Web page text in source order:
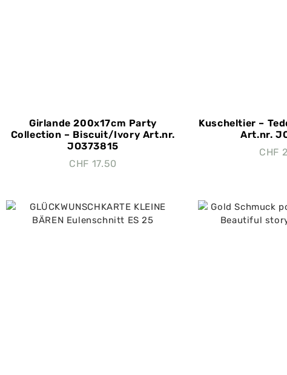
Girlande 200x17cm Party
Collection – Biscuit/Ivory Art.nr.
JO373815
CHF 17.50
Kuscheltier –
Art.nr.
CHF